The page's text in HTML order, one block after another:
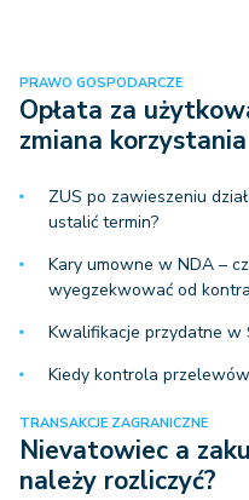
PRAWO GOSPODARCZE
Opłata za
zmiana
ZUS po zawieszeniu
ustalić termin?
Kary umowne w NDA –
wyegzekwować od
Kwalifikacje przydatne w
Kiedy kontrola
TRANSAKCJE ZAGRANICZNE
Nievatowiec a
należy rozliczyć?